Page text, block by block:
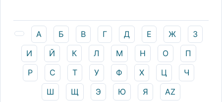
А Б В Г Д Е Ж
З
И
Й К Л М Н О
П
Р
С Т У Ф Х Ц
Ч
Ш
Щ Э Ю Я AZ